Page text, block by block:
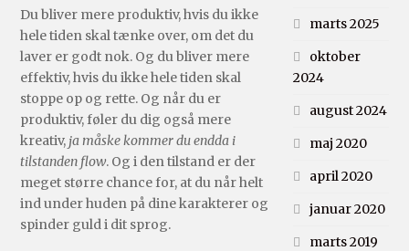
Du bliver mere produktiv, hvis du ikke
hele tiden skal tænke over, om det du
laver er godt nok. Og du bliver mere
effektiv, hvis du ikke hele tiden skal
stoppe op og rette. Og når du er
produktiv, føler du dig også mere
kreativ, ja måske kommer du endda i
tilstanden flow. Og i den tilstand er der
meget større chance for, at du når helt
ind under huden på dine karakterer og
spinder guld i dit sprog.
marts 2025
oktober
2024
august 2024
maj 2020
april 2020
januar 2020
marts 2019